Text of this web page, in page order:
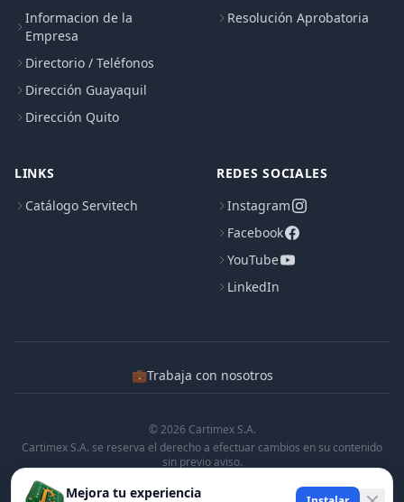
Informacion de la
Empresa
Directorio / Teléfonos
Dirección Guayaquil
Dirección Quito
Resolución Aprobatoria
LINKS
Catálogo Servitech
REDES SOCIALES
Instagram
Facebook
YouTube
LinkedIn
💼Trabaja con nosotros
© 2026 Cartimex S.A.
Cartimex S.A. se reserva el derecho a efectuar cambios en su contenido
sin previo aviso.
Cartimex S.A. no manifiesta ni garantiza que la informacion contenida en
esta pagina sea precisa o completa.
Mejora tu experiencia